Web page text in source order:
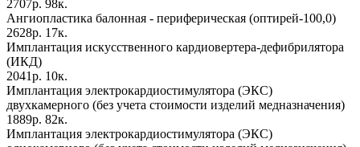
2707р. 98к.
Ангиопластика балонная - периферическая (оптирей-100,0)
2628р. 17к.
Имплантация искусственного кардиовертера-дефибрилятора
(ИКД)
2041р. 10к.
Имплантация электрокардиостимулятора (ЭКС)
двухкамерного (без учета стоимости изделий медназначения)
1889р. 82к.
Имплантация электрокардиостимулятора (ЭКС)